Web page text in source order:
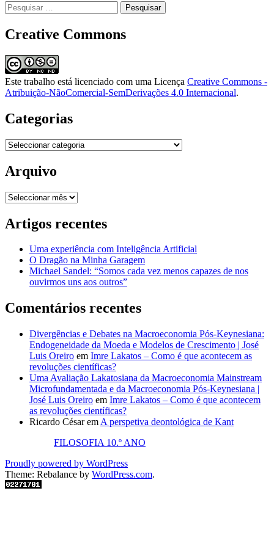
Pesquisar
por:
Creative Commons
Este trabalho está licenciado com uma Licença Creative Commons -
Atribuição-NãoComercial-SemDerivações 4.0 Internacional.
Categorias
Categorias
Arquivo
Arquivo
Artigos recentes
Uma experiência com Inteligência Artificial
O Dragão na Minha Garagem
Michael Sandel: “Somos cada vez menos capazes de nos
ouvirmos uns aos outros”
Comentários recentes
Divergências e Debates na Macroeconomia Pós-Keynesiana:
Endogeneidade da Moeda e Modelos de Crescimento | José
Luis Oreiro em Imre Lakatos – Como é que acontecem as
revoluções científicas?
Uma Avaliação Lakatosiana da Macroeconomia Mainstream
Microfundamentada e da Macroeconomia Pós-Keynesiana |
José Luis Oreiro em Imre Lakatos – Como é que acontecem
as revoluções científicas?
Ricardo Césarem A perspetiva deontológica de Kant
FILOSOFIA 10.º ANO
Proudly powered by WordPress
Theme: Rebalance by WordPress.com.